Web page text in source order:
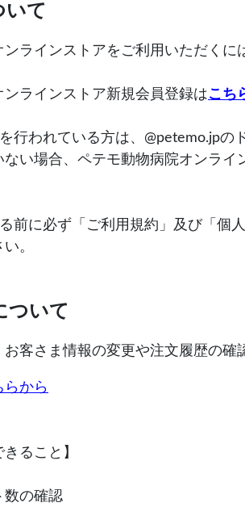
いて
ラインストアをご利用いただくに
ラインストア新規会員登録はこち
行われている方は、@petemo.jpの
い場合、ペテモ動物病院オンラ
前に必ず「ご利用規約」及び「個
。
ついて
客さま情報の変更や注文履歴の確
らから
ること】
数の確認